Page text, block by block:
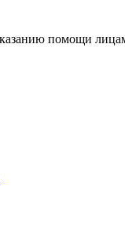
помощи лицам